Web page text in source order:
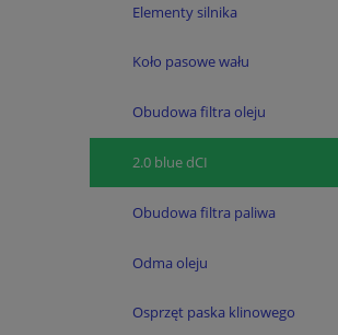
Elementy silnika
Koło pasowe wału
Obudowa filtra oleju
2.0 blue dCI
Obudowa filtra paliwa
Odma oleju
Osprzęt paska klinowego